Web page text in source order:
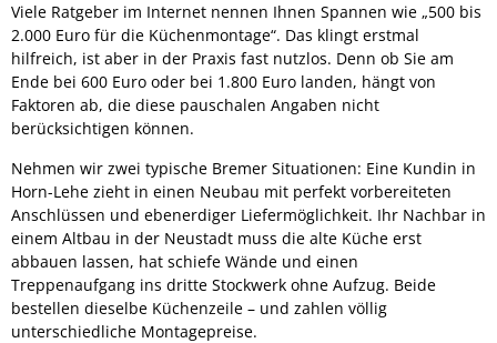
Viele Ratgeber im Internet nennen Ihnen Spannen wie „500 bis
2.000 Euro für die Küchenmontage“. Das klingt erstmal
hilfreich, ist aber in der Praxis fast nutzlos. Denn ob Sie am
Ende bei 600 Euro oder bei 1.800 Euro landen, hängt von
Faktoren ab, die diese pauschalen Angaben nicht
berücksichtigen können.
Nehmen wir zwei typische Bremer Situationen: Eine Kundin in
Horn-Lehe zieht in einen Neubau mit perfekt vorbereiteten
Anschlüssen und ebenerdiger Liefermöglichkeit. Ihr Nachbar in
einem Altbau in der Neustadt muss die alte Küche erst
abbauen lassen, hat schiefe Wände und einen
Treppenaufgang ins dritte Stockwerk ohne Aufzug. Beide
bestellen dieselbe Küchenzeile – und zahlen völlig
unterschiedliche Montagepreise.